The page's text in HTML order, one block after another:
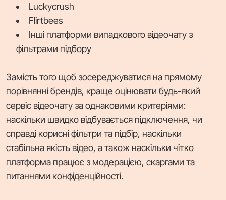
Luckycrush
Flirtbees
Інші платформи випадкового відеочату з
фільтрами підбору
Замість того щоб зосереджуватися на прямому
порівнянні брендів, краще оцінювати будь-який
сервіс відеочату за однаковими критеріями:
наскільки швидко відбувається підключення, чи
справді корисні фільтри та підбір, наскільки
стабільна якість відео, а також наскільки чітко
платформа працює з модерацією, скаргами та
питаннями конфіденційності.